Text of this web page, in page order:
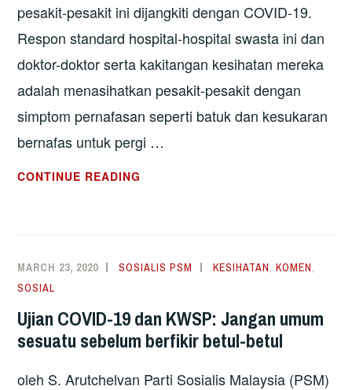
pesakit-pesakit ini dijangkiti dengan COVID-19.
Respon standard hospital-hospital swasta ini dan
doktor-doktor serta kakitangan kesihatan mereka
adalah menasihatkan pesakit-pesakit dengan
simptom pernafasan seperti batuk dan kesukaran
bernafas untuk pergi …
CONTINUE READING
PERNAFASAN?
PERBUATAN
KEJI!
MARCH 23, 2020 SOSIALIS PSM KESIHATAN,KOMEN,
SOSIAL
Ujian COVID-19 dan KWSP: Jangan umum
sesuatu sebelum berfikir betul-betul
oleh S. Arutchelvan Parti Sosialis Malaysia (PSM)